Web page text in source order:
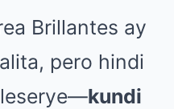
Brillantes ay
pero hindi
kundi